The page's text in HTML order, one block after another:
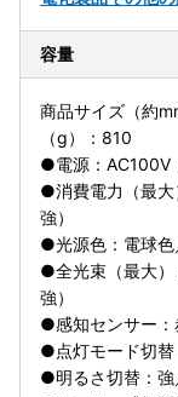
容量
商品サイズ（約
（g）：810
●電源：AC100V
●消費電力（最大
強）
●光源色：電球色
●全光束（最大）
強）
●感知センサー：
●点灯モード切替
●明るさ切替：強